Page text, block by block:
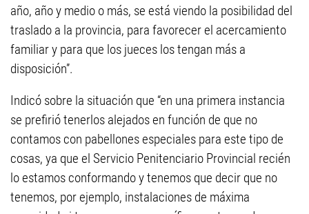
año, año y medio o más, se está viendo la posibilidad del
traslado a la provincia, para favorecer el acercamiento
familiar y para que los jueces los tengan más a
disposición”.
Indicó sobre la situación que “en una primera instancia
se prefirió tenerlos alejados en función de que no
contamos con pabellones especiales para este tipo de
cosas, ya que el Servicio Penitenciario Provincial recién
lo estamos conformando y tenemos que decir que no
tenemos, por ejemplo, instalaciones de máxima